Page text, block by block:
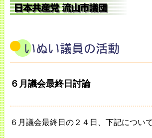
６月議会最終日討論
６月議会最終日の２４日、下記につい